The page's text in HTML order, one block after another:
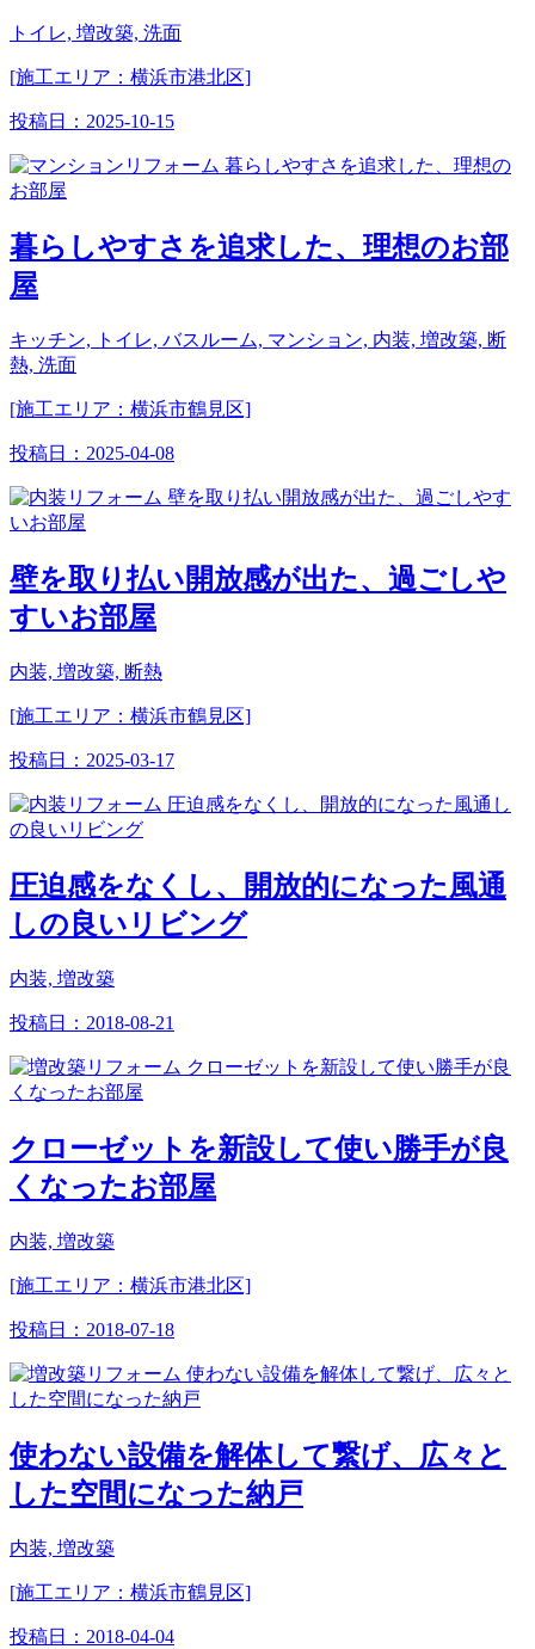
トイレ, 増改築, 洗面
[施工エリア：横浜市港北区]
投稿日： 2025-10-15
暮らしやすさを追求した、理想のお部
屋
キッチン, トイレ, バスルーム, マンション, 内装, 増改築, 断
熱, 洗面
[施工エリア：横浜市鶴見区]
投稿日： 2025-04-08
壁を取り払い開放感が出た、過ごしや
すいお部屋
内装, 増改築, 断熱
[施工エリア：横浜市鶴見区]
投稿日： 2025-03-17
圧迫感をなくし、開放的になった風通
しの良いリビング
内装, 増改築
投稿日： 2018-08-21
クローゼットを新設して使い勝手が良
くなったお部屋
内装, 増改築
[施工エリア：横浜市港北区]
投稿日： 2018-07-18
使わない設備を解体して繋げ、広々と
した空間になった納戸
内装, 増改築
[施工エリア：横浜市鶴見区]
投稿日： 2018-04-04